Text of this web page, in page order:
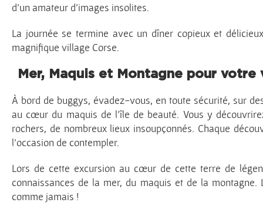
d’un amateur d’images insolites.
La journée se termine avec un dîner copieux et
magnifique village Corse.
Mer, Maquis et Montagne pour votre
À bord de buggys, évadez-vous, en toute sécurité, sur
au cœur du maquis de l’île de beauté. Vous y
rochers, de nombreux lieux insoupçonnés. Chaque
l’occasion de contempler.
Lors de cette excursion au cœur de cette terre de
connaissances de la mer, du maquis et de la
comme jamais !